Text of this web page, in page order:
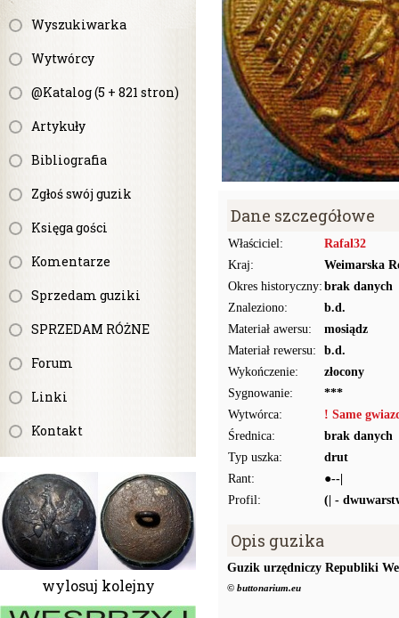
Wyszukiwarka
Wytwórcy
@Katalog (5 + 821 stron)
Artykuły
Bibliografia
Zgłoś swój guzik
Księga gości
Komentarze
Sprzedam guziki
SPRZEDAM RÓŻNE
Forum
Linki
Kontakt
wylosuj kolejny
Dane szczegółowe
Właściciel:
Rafal32
Kraj:
Weimarska
Okres historyczny: brak danych
Znaleziono:
b.d.
Materiał awersu:
mosiądz
Materiał rewersu:
b.d.
Wykończenie:
złocony
Sygnowanie:
***
Wytwórca:
! Same
Średnica:
brak danych
Typ uszka:
drut
Rant:
●--|
Profil:
(| -
Opis guzika
Guzik urzędniczy Republiki
© buttonarium.eu